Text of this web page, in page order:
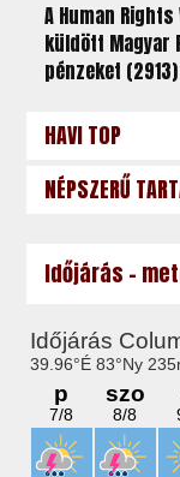
A Human
küldött Magyar
pénzeket (2913)
HAVI TOP
NÉPSZERŰ
Időjárás -